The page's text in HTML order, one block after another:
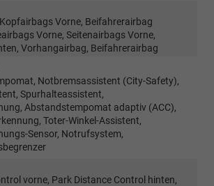
Vorne, Beifahrerairbag
Vorne, Seitenairbags Vorne,
Vorhangairbag, Beifahrerairbag
Notbremsassistent (City-Safety),
Spurhalteassistent,
Abstandstempomat adaptiv (ACC),
Toter-Winkel-Assistent,
Sensor, Notrufsystem,
vorne, Park Distance Control hinten,